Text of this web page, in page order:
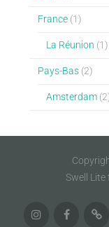
France(1)
La Réunion (1)
Pays-Bas(2)
Amsterdam
Swell